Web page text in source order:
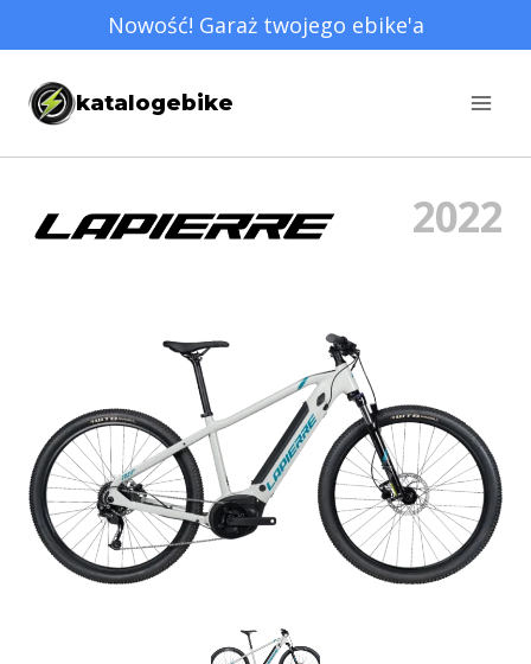
do
treści
Nowość! Garaż twojego ebike'a
katalogebike
2022